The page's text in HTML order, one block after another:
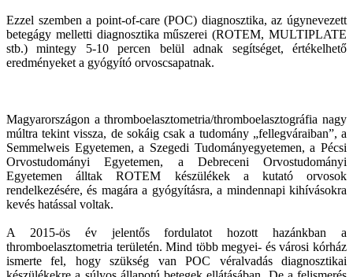
Ezzel szemben a point-of-care (POC) diagnosztika, az úgynevezett
betegágy melletti diagnosztika műszerei (ROTEM, MULTIPLATE
stb.) mintegy 5-10 percen belül adnak segítséget, értékelhető
eredményeket a gyógyító orvoscsapatnak.
Magyarországon a thromboelasztometria/thromboelasztográfia nagy
múltra tekint vissza, de sokáig csak a tudomány „fellegváraiban”, a
Semmelweis Egyetemen, a Szegedi Tudományegyetemen, a Pécsi
Orvostudományi Egyetemen, a Debreceni Orvostudományi
Egyetemen álltak ROTEM készülékek a kutató orvosok
rendelkezésére, és magára a gyógyításra, a mindennapi kihívásokra
kevés hatással voltak.
A 2015-ös év jelentős fordulatot hozott hazánkban a
thromboelasztometria területén. Mind több megyei- és városi kórház
ismerte fel, hogy szükség van POC véralvadás diagnosztikai